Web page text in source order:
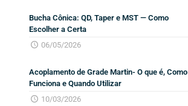
Bucha Cônica: QD, Taper e MST — Como
Escolher a Certa
06/05/2026
Acoplamento de Grade Martin- O que é, Como
Funciona e Quando Utilizar
10/03/2026